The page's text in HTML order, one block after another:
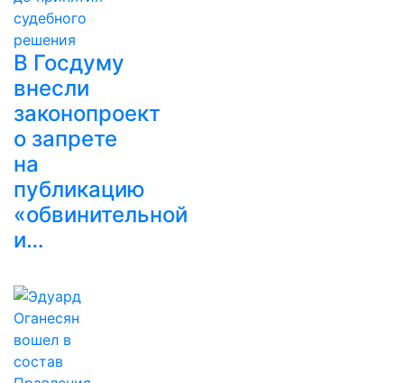
В Госдуму
внесли
законопроект
о запрете
на
публикацию
«обвинительной
и…